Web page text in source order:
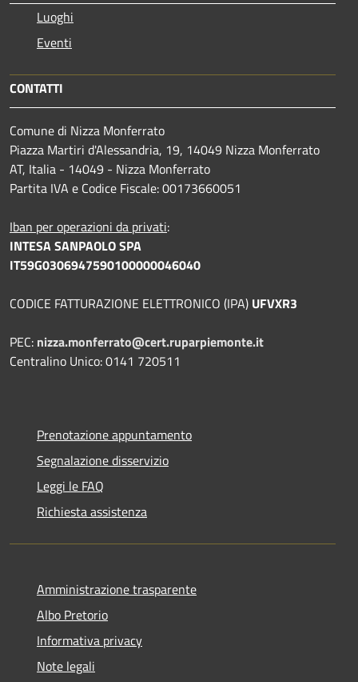
Luoghi
Eventi
CONTATTI
Comune di Nizza Monferrato
Piazza Martiri d'Alessandria, 19, 14049 Nizza Monferrato
AT, Italia - 14049 - Nizza Monferrato
Partita IVA e Codice Fiscale: 00173660051
Iban per operazioni da privati:
INTESA SANPAOLO SPA
IT59G0306947590100000046040
CODICE FATTURAZIONE ELETTRONICO (IPA) UFVXR3
PEC: nizza.monferrato@cert.ruparpiemonte.it
Centralino Unico: 0141 720511
Prenotazione appuntamento
Segnalazione disservizio
Leggi le FAQ
Richiesta assistenza
Amministrazione trasparente
Albo Pretorio
Informativa privacy
Note legali